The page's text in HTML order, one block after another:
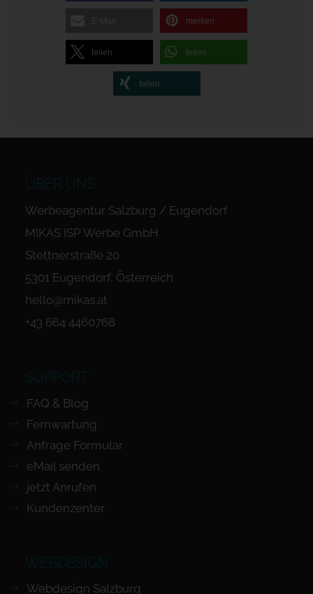
merken
teilen teilen
teilen
ÜBER UNS
Werbeagentur Salzburg / Eugendorf
MIKAS ISP Werbe GmbH
Stettnerstraße 20
5301 Eugendorf, Österreich
hello@mikas.at
+43 664 4460768
SUPPORT
FAQ & Blog
Fernwartung
Anfrage Formular
eMail senden
jetzt Anrufen
Kundenzenter
WEBDESIGN
Webdesign Salzburg